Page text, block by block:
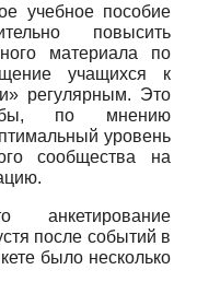
учебное пособие
повысить
материала по
учащихся к
регулярным. Это
бы, по мнению
уровень
сообщества на
анкетирование
после событий в
было несколько